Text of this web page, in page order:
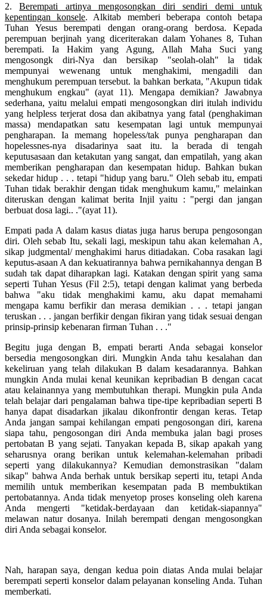
2.Berempati artinya mengosongkan diri sendiri demi untuk
kepentingan konsele. Alkitab memberi beberapa contoh betapa
Tuhan Yesus berempati dengan orang-orang berdosa. Kepada
perempuan berjinah yang diceriterakan dalam Yohanes 8, Tuhan
berempati. Ia Hakim yang Agung, Allah Maha Suci yang
mengosongk diri-Nya dan bersikap "seolah-olah" la tidak
mempunyai wewenang untuk menghakimi, mengadili dan
menghukum perempuan tersebut. la bahkan berkata, "Akupun tidak
menghukum engkau" (ayat 11). Mengapa demikian? Jawabnya
sederhana, yaitu melalui empati mengosongkan diri itulah individu
yang helpless terjerat dosa dan akibatnya yang fatal (penghakiman
massa) mendapatkan satu kesempatan lagi untuk mempunyai
pengharapan. Ia memang hopeless/tak punya pengharapan dan
hopelessnes-nya disadarinya saat itu. la berada di tengah
keputusasaan dan ketakutan yang sangat, dan empatilah, yang akan
memberikan pengharapan dan kesempatan hidup. Bahkan bukan
sekedar hidup . . . tetapi "hidup yang baru." Oleh sebab itu, empati
Tuhan tidak berakhir dengan tidak menghukum kamu," melainkan
diteruskan dengan kalimat berita Injil yaitu : "pergi dan jangan
berbuat dosa lagi.. ."(ayat 11).
Empati pada A dalam kasus diatas juga harus berupa pengosongan
diri. Oleh sebab Itu, sekali lagi, meskipun tahu akan kelemahan A,
sikap judgmental/ menghakimi harus ditiadakan. Coba rasakan lagi
keputus-asaan A dan kekuatirannya bahwa pernikahannya dengan B
sudah tak dapat diharapkan lagi. Katakan dengan spirit yang sama
seperti Tuhan Yesus (Fil 2:5), tetapi dengan kalimat yang berbeda
bahwa "aku tidak menghakimi kamu, aku dapat memahami
mengapa kamu berfikir dan merasa demikian . . . tetapi jangan
teruskan . . . jangan berfikir dengan fikiran yang tidak sesuai dengan
prinsip-prinsip kebenaran firman Tuhan . . ."
Begitu juga dengan B, empati berarti Anda sebagai konselor
bersedia mengosongkan diri. Mungkin Anda tahu kesalahan dan
kekeliruan yang telah dilakukan B dalam kesadarannya. Bahkan
mungkin Anda mulai kenal keunikan kepribadian B dengan cacat
atau kelainannya yang membutuhkan therapi. Mungkin pula Anda
telah belajar dari pengalaman bahwa tipe-tipe kepribadian seperti B
hanya dapat disadarkan jikalau dikonfrontir dengan keras. Tetap
Anda jangan sampai kehilangan empati pengosongan diri, karena
siapa tahu, pengosongan diri Anda membuka jalan bagi proses
pertobatan B yang sejati. Tanyakan kepada B, sikap apakah yang
seharusnya orang berikan untuk kelemahan-kelemahan pribadi
seperti yang dilakukannya? Kemudian demonstrasikan "dalam
sikap" bahwa Anda berhak untuk bersikap seperti itu, tetapi Anda
memilih untuk memberikan kesempatan pada B membuktikan
pertobatannya. Anda tidak menyetop proses konseling oleh karena
Anda mengerti "ketidak-berdayaan dan ketidak-siapannya"
melawan natur dosanya. Inilah berempati dengan mengosongkan
diri Anda sebagai konselor.
Nah, harapan saya, dengan kedua poin diatas Anda mulai belajar
berempati seperti konselor dalam pelayanan konseling Anda. Tuhan
memberkati.